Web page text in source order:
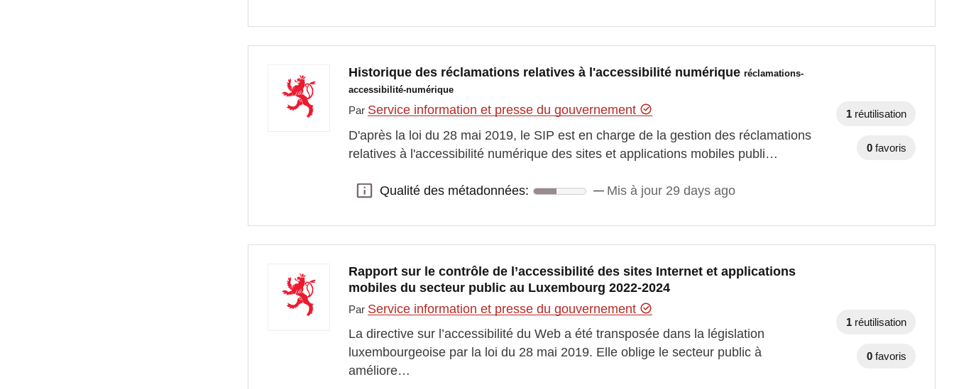
Historique des réclamations relatives à l'accessibilité numériqueréclamations-
accessibilité-numérique
Par Service information et presse du gouvernement
D'après la loi du 28 mai 2019, le SIP est en charge de la gestion des réclamations
relatives à l'accessibilité numérique des sites et applications mobiles publi…
Qualité des métadonnées:
Qualité des métadonnées: Mis à jour 29 days ago
1 réutilisation
0 favoris
Rapport sur le contrôle de l’accessibilité des sites Internet et applications
mobiles du secteur public au Luxembourg 2022-2024
Par Service information et presse du gouvernement
La directive sur l’accessibilité du Web a été transposée dans la législation
luxembourgeoise par la loi du 28 mai 2019. Elle oblige le secteur public à
améliore…
1 réutilisation
0 favoris